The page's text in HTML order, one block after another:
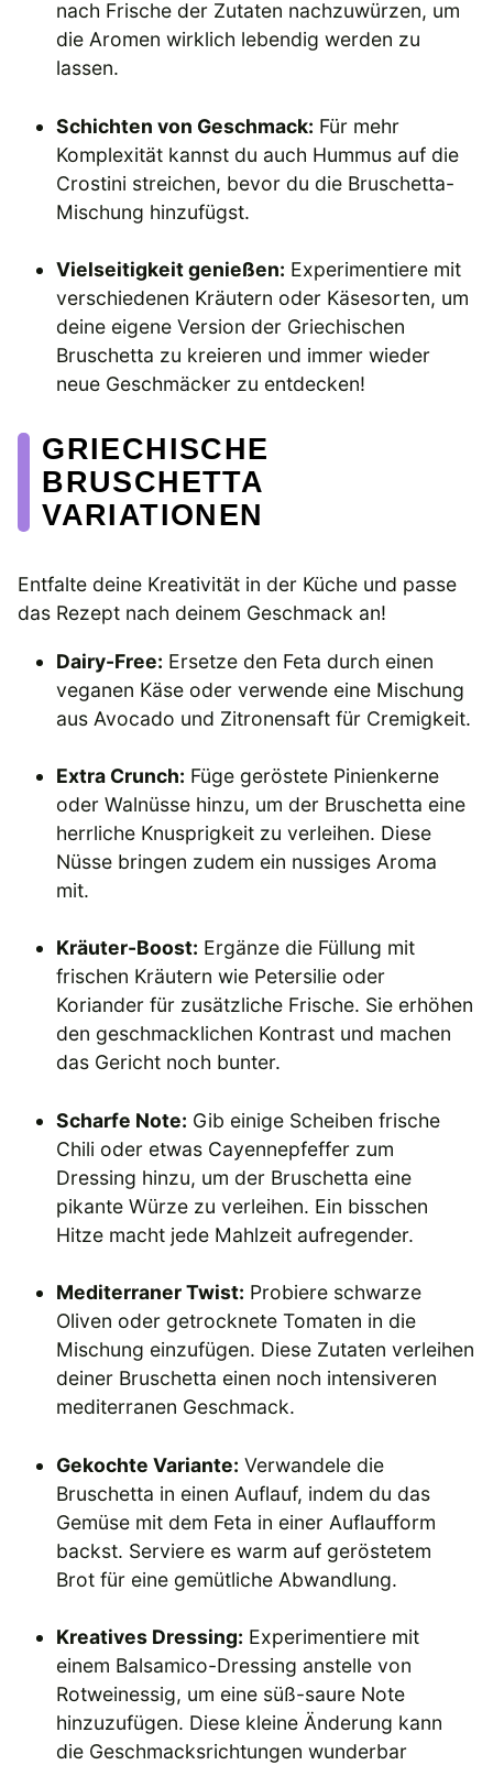
nach Frische der Zutaten nachzuwürzen, um
die Aromen wirklich lebendig werden zu
lassen.
Schichten von Geschmack: Für mehr
Komplexität kannst du auch Hummus auf die
Crostini streichen, bevor du die Bruschetta-
Mischung hinzufügst.
Vielseitigkeit genießen: Experimentiere mit
verschiedenen Kräutern oder Käsesorten, um
deine eigene Version der Griechischen
Bruschetta zu kreieren und immer wieder
neue Geschmäcker zu entdecken!
GRIECHISCHE
BRUSCHETTA
VARIATIONEN
Entfalte deine Kreativität in der Küche und passe
das Rezept nach deinem Geschmack an!
Dairy-Free: Ersetze den Feta durch einen
veganen Käse oder verwende eine Mischung
aus Avocado und Zitronensaft für Cremigkeit.
Extra Crunch: Füge geröstete Pinienkerne
oder Walnüsse hinzu, um der Bruschetta eine
herrliche Knusprigkeit zu verleihen. Diese
Nüsse bringen zudem ein nussiges Aroma
mit.
Kräuter-Boost: Ergänze die Füllung mit
frischen Kräutern wie Petersilie oder
Koriander für zusätzliche Frische. Sie erhöhen
den geschmacklichen Kontrast und machen
das Gericht noch bunter.
Scharfe Note: Gib einige Scheiben frische
Chili oder etwas Cayennepfeffer zum
Dressing hinzu, um der Bruschetta eine
pikante Würze zu verleihen. Ein bisschen
Hitze macht jede Mahlzeit aufregender.
Mediterraner Twist: Probiere schwarze
Oliven oder getrocknete Tomaten in die
Mischung einzufügen. Diese Zutaten verleihen
deiner Bruschetta einen noch intensiveren
mediterranen Geschmack.
Gekochte Variante: Verwandele die
Bruschetta in einen Auflauf, indem du das
Gemüse mit dem Feta in einer Auflaufform
backst. Serviere es warm auf geröstetem
Brot für eine gemütliche Abwandlung.
Kreatives Dressing: Experimentiere mit
einem Balsamico-Dressing anstelle von
Rotweinessig, um eine süß-saure Note
hinzuzufügen. Diese kleine Änderung kann
die Geschmacksrichtungen wunderbar